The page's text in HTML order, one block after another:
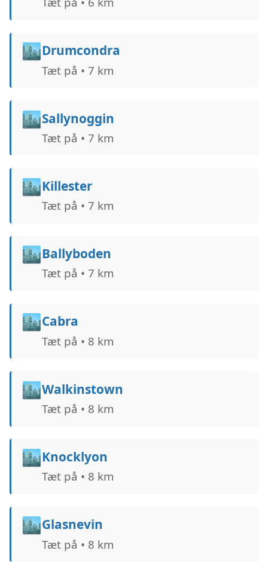
🏙️Drumcondra
Tæt på • 7 km
🏙️Sallynoggin
Tæt på • 7 km
🏙️Killester
Tæt på • 7 km
🏙️Ballyboden
Tæt på • 7 km
🏙️Cabra
Tæt på • 8 km
🏙️Walkinstown
Tæt på • 8 km
🏙️Knocklyon
Tæt på • 8 km
🏙️Glasnevin
Tæt på • 8 km